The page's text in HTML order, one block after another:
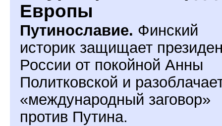
Европы
Путинославие. Финский
историк защищает
России от покойной Анны
Политковской и
«международный заговор»
против Путина.